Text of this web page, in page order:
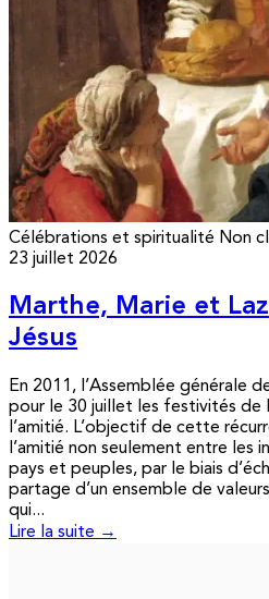
Célébrations et spiritualité Non
23 juillet 2026
Marthe, Marie et
Jésus
En 2011, l’Assemblée générale
pour le 30 juillet les festivités de
l’amitié. L’objectif de cette
l’amitié non seulement entre les
pays et peuples, par le biais
partage d’un ensemble de
qui...
Lire la suite →